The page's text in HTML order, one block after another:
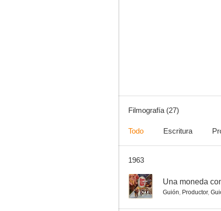
Filmografía (27)
Todo Escritura
1963
-- Una moneda
Guión, Productor,